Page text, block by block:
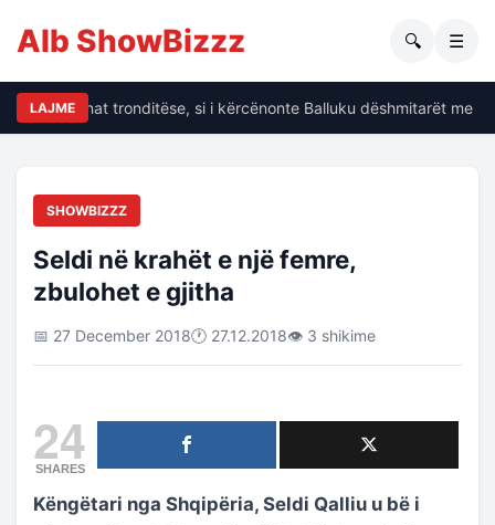
Alb ShowBizzz 🔍 ☰
LAJME
të dhënat tronditëse, si i kërcënonte Balluku dëshmitarët me
SHOWBIZZZ
Seldi në krahët e një femre,
zbulohet e gjitha
📅 27 December 2018🕐 27.12.2018👁 3 shikime
24
SHARES
Këngëtari nga Shqipëria, Seldi Qalliu u bë i